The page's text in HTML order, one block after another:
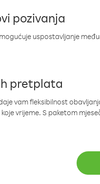
pozivanja
uspostavljanje
pretplata
vam fleksibilnost
vrijeme. S paketom